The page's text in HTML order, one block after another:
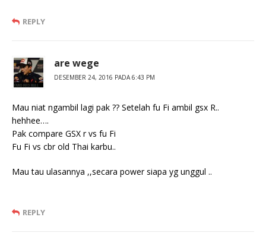
REPLY
are wege
DESEMBER 24, 2016 PADA 6:43 PM
Mau niat ngambil lagi pak ?? Setelah fu Fi ambil gsx R..
hehhee….
Pak compare GSX r vs fu Fi
Fu Fi vs cbr old Thai karbu..
Mau tau ulasannya ,,secara power siapa yg unggul ..
REPLY